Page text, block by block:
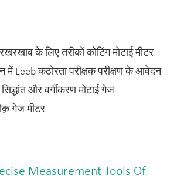
के लिए तरीकों कोटिंग मोटाई मीटर
में Leeb कठोरता परीक्षक परीक्षण के आवेदन
और वर्गीकरण मोटाई गेज
गेज मीटर
Measurement Tools Of